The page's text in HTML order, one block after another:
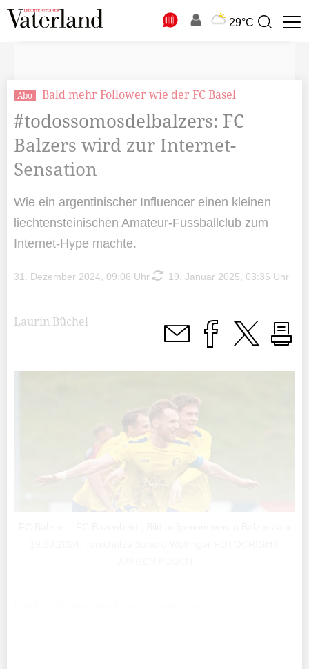
29°C
Suchbegriff
Abo Bald mehr Follower wie der FC Basel
#todossomosdelbalzers: FC
Balzers wird zur Internet-
Sensation
Wie ein argentinischer Influencer einen kleinen
liechtensteinischen Amateur-Fussballclub zum
Internet-Hype machte.
31. Dezember 2024, 09:06 Uhr 19. Januar 2025, 03:36 Uhr
Laurin Büchel